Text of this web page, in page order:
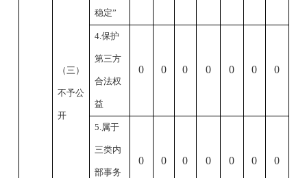
（三）
不予公
开
稳定”
4.保护
第三方
合法权
益
0 0 0 0 0 0 0
5.属于
三类内
部事务
0 0 0 0 0 0 0